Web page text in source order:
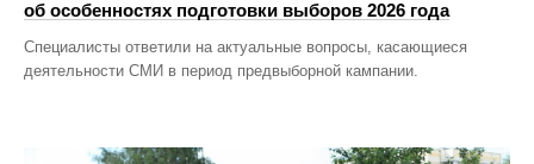
об особенностях подготовки выборов 2026 года
Специалисты ответили на актуальные вопросы, касающиеся
деятельности СМИ в период предвыборной кампании.